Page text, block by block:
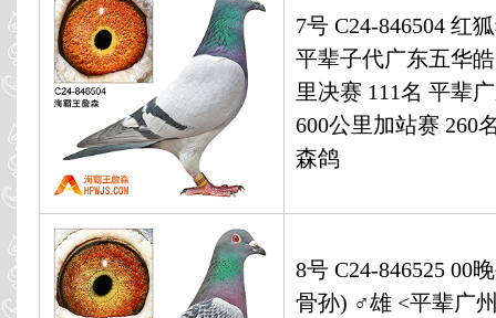
7号 C24-846504 红
平辈子代广东五华
里决赛 111名 平辈
600公里加站赛 260
森鸽
8号 C24-846525 00
骨孙) ♂雄 <平辈广